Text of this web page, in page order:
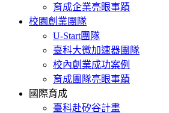
育成企業亮眼事蹟
校園創業團隊
U-Start團隊
臺科大微加速器團隊
校內創業成功案例
育成團隊亮眼事蹟
國際育成
臺科赴矽谷計畫